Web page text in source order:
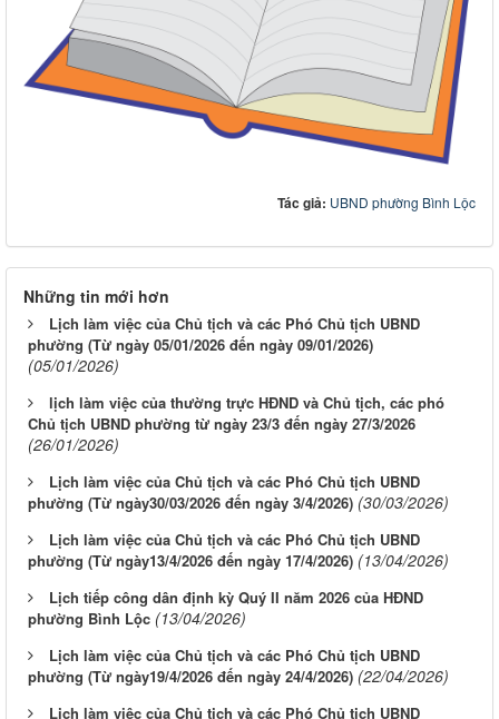
Tác giả: UBND phường Bình Lộc
Những tin mới hơn
Lịch làm việc của Chủ tịch và các Phó Chủ tịch UBND
phường (Từ ngày 05/01/2026 đến ngày 09/01/2026)
(05/01/2026)
lịch làm việc của thường trực HĐND và Chủ tịch, các phó
Chủ tịch UBND phường từ ngày 23/3 đến ngày 27/3/2026
(26/01/2026)
Lịch làm việc của Chủ tịch và các Phó Chủ tịch UBND
phường (Từ ngày30/03/2026 đến ngày 3/4/2026) (30/03/2026)
Lịch làm việc của Chủ tịch và các Phó Chủ tịch UBND
phường (Từ ngày13/4/2026 đến ngày 17/4/2026) (13/04/2026)
Lịch tiếp công dân định kỳ Quý II năm 2026 của HĐND
phường Bình Lộc (13/04/2026)
Lịch làm việc của Chủ tịch và các Phó Chủ tịch UBND
phường (Từ ngày19/4/2026 đến ngày 24/4/2026) (22/04/2026)
Lịch làm việc của Chủ tịch và các Phó Chủ tịch UBND